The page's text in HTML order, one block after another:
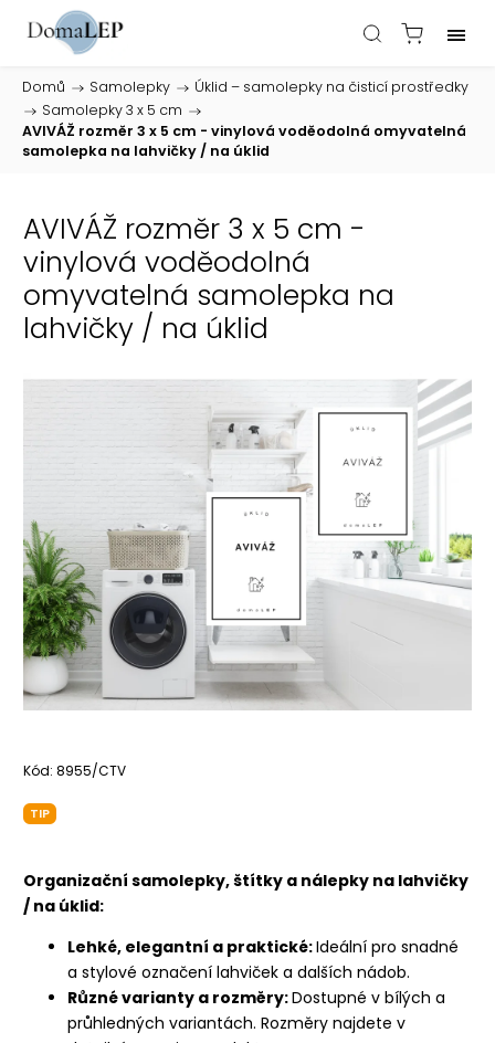
Domů / Samolepky /
Úklid – samolepky na čisticí prostředky
/
Samolepky 3 x 5 cm /
AVIVÁŽ rozměr 3 x 5 cm - vinylová voděodolná omyvatelná
samolepka na lahvičky / na úklid
AVIVÁŽ rozměr 3 x 5 cm -
vinylová voděodolná
omyvatelná samolepka na
lahvičky / na úklid
Kód: 8955/CTV
TIP
Organizační samolepky, štítky a nálepky na lahvičky
/ na úklid:
Lehké, elegantní a praktické:Ideální pro snadné
a stylové označení lahviček a dalších nádob.
Různé varianty a rozměry:Dostupné v bílých a
průhledných variantách. Rozměry najdete v